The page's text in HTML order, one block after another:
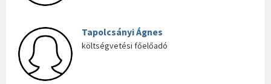
Tapolcsányi Ágnes
költségvetési főelőadó